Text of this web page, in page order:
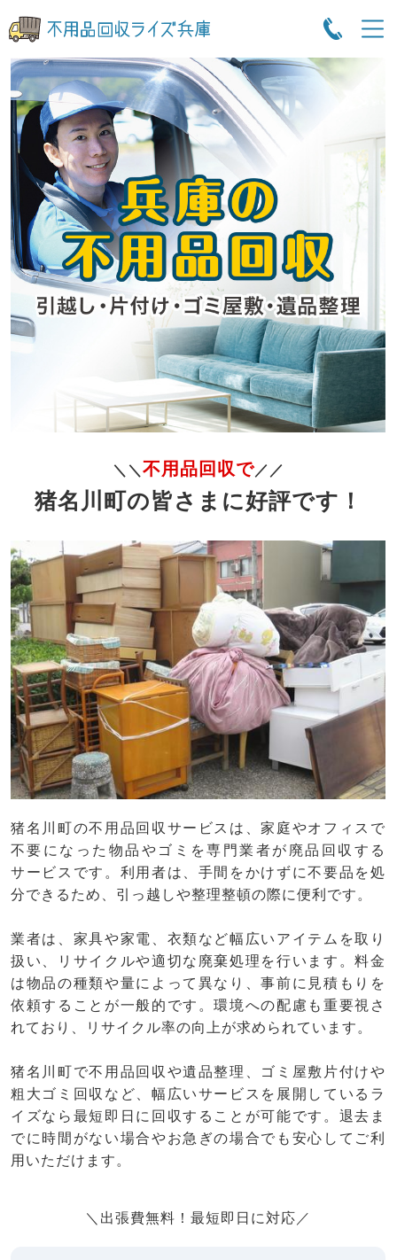
＼＼ 不用品回収で／／
猪名川町の皆さまに好評です！
猪名川町の不用品回収サービスは、家庭やオフィスで
不要になった物品やゴミを専門業者が廃品回収する
サービスです。利用者は、手間をかけずに不要品を処
分できるため、引っ越しや整理整頓の際に便利です。
業者は、家具や家電、衣類など幅広いアイテムを取り
扱い、リサイクルや適切な廃棄処理を行います。料金
は物品の種類や量によって異なり、事前に見積もりを
依頼することが一般的です。環境への配慮も重要視さ
れており、リサイクル率の向上が求められています。
猪名川町で不用品回収や遺品整理、ゴミ屋敷片付けや
粗大ゴミ回収など、幅広いサービスを展開しているラ
イズなら最短即日に回収することが可能です。退去ま
でに時間がない場合やお急ぎの場合でも安心してご利
用いただけます。
＼出張費無料！最短即日に対応／